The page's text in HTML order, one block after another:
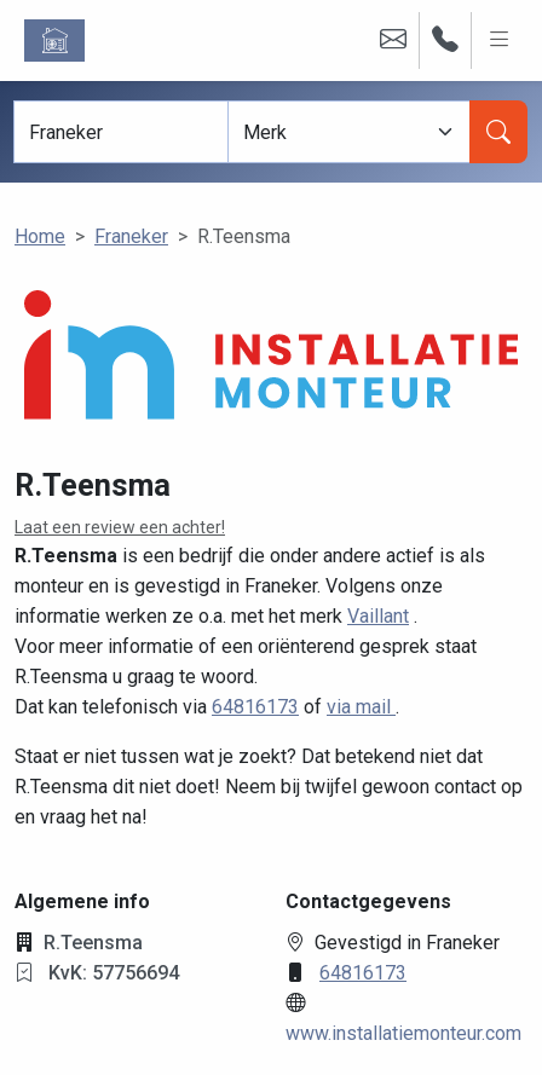
Home Franeker R.Teensma
R.Teensma
Laat een review een achter!
R.Teensma is een bedrijf die onder andere actief is als
monteur en is gevestigd in Franeker. Volgens onze
informatie werken ze o.a. met het merk Vaillant .
Voor meer informatie of een oriënterend gesprek staat
R.Teensma u graag te woord.
Dat kan telefonisch via 64816173 of via mail .
Staat er niet tussen wat je zoekt? Dat betekend niet dat
R.Teensma dit niet doet! Neem bij twijfel gewoon contact op
en vraag het na!
Algemene info
R.Teensma
KvK: 57756694
Contactgegevens
Gevestigd in Franeker
64816173
www.installatiemonteur.com